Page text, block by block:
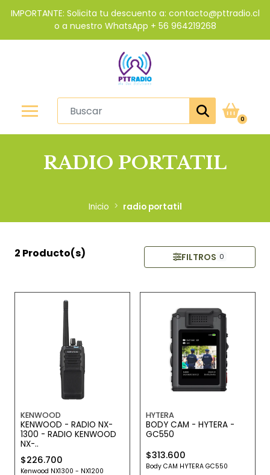
IMPORTANTE: Solicita tu descuento a: contacto@pttradio.cl
o a nuestro WhatsApp + 56 964219268
0
RADIO PORTATIL
Inicio radio portatil
2 Producto(s) FILTROS 0
KENWOOD
KENWOOD - RADIO NX-
1300 - RADIO KENWOOD
NX-..
$226.700
Kenwood NX1300 - NX1200
HYTERA
BODY CAM - HYTERA -
GC550
$313.600
Body CAM HYTERA GC550